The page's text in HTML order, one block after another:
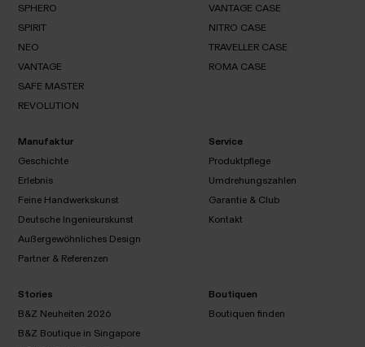
Übersicht
SPHERO
SPHERO
SPIRIT
SPIRIT
NEO
NEO
VANTAGE
VANTAGE
SAFE MASTER
MASTER
REVOLUTION
NEO
VANTAGE CASE
VANTAGE
NITRO CASE
NITRO
TRAVELLER CASE
ROMA CASE
Manufaktur
Geschichte
Geschichte
Erlebnis
Erlebnis
Feine Handwerkskunst
Feine
Deutsche Ingenieurskunst
Deutsche
Außergewöhnliches Design
Partner & Referenzen
Referenzen
Service
Produktpflege
Produktpflege
Umdrehungszahlen
Umdrehungszahlen
Garantie & Club
Kontakt
Stories
B&Z Neuheiten 2026
B&Z Boutique in Singapore
Boutiquen
Boutiquen finden